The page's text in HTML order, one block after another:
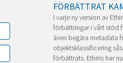
FÖRBÄTTRAT
I varje ny version av
förbättringar i vårt stöd
även begära metadata
objektsklassificering
förbättrats. Ethiris har